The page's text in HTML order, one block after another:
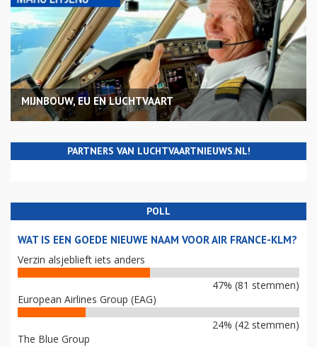
MIJNBOUW, EU EN LUCHTVAART
PARTNERS VAN LUCHTVAARTNIEUWS.NL!
POLL
WAT IS EEN GOEDE NIEUWE NAAM VOOR AIR FRANCE-KLM?
Verzin alsjeblieft iets anders
47% (81 stemmen)
European Airlines Group (EAG)
24% (42 stemmen)
The Blue Group